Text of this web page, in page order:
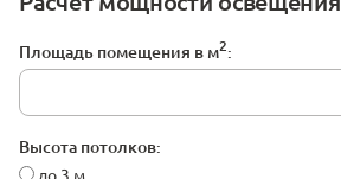
Площадь помещения в м2:
Высота потолков:
до 3 м.